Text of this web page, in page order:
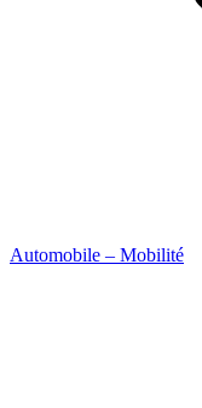
Automobile – Mobilité